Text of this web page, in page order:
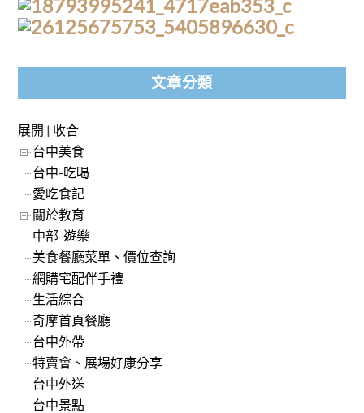
文章分類
展開 | 收合
台中美食
台中-吃喝
愛吃食記
關於教育
中部-遊樂
美食餐廳菜單、價位查詢
網購宅配伴手禮
生活綜合
奇摩首頁餐廳
台中外帶
特賣會、展場好康分享
台中外送
台中景點